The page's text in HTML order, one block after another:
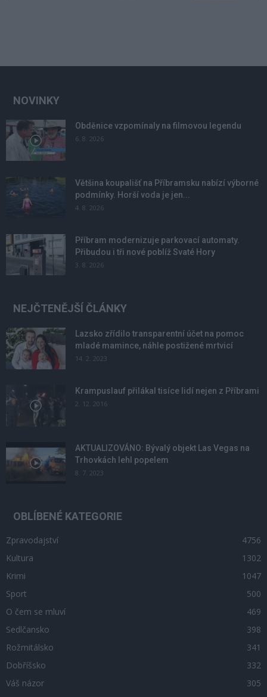
NOVINKY
Obděnice vzpomínaly na filmovou legendu
6. 8. 2026
Většina koupališť na Příbramsku nabízí výborné
podmínky. Horší voda je jen...
4. 8. 2026
Příbram modernizuje parkovací automaty.
Přibudou i tři nové poblíž Svaté Hory
3. 8. 2026
NEJČTENĚJŠÍ ČLÁNKY
Lazsko zřídilo transparentní účet na pomoc
mladé mamince, náhle postižené mrtvicí
14. 2. 2023
Krampuslauf přilákal tisíce lidí nejen z Příbrami
2. 12. 2016
AKTUALIZOVÁNO: Bývalý objekt Las Vegas na
Trhovkách lehl popelem
8. 7. 2023
OBLÍBENÉ KATEGORIE
Zpravodajství
4756
Kultura
1302
Krimi
1047
Sport
500
O čem se mluví
469
Sedlčansko
398
Rožmitálsko
341
Dobříšsko
332
Váš názor
305